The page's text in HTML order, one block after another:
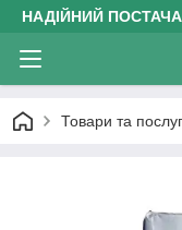
НАДІЙНИЙ
Товари та